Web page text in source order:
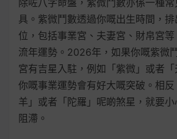
具。紫微鬥數透過你嘅出生時間，
位，包括事業宮、夫妻宮、財帛宮
流年運勢。2026年，如果你嘅紫微
宮有吉星入駐，例如「紫微」或者
你嘅事業運勢會有好大嘅突破。相
羊」或者「陀羅」呢啲煞星，就要
阻滯。